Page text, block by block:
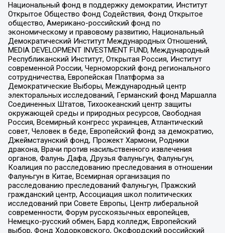
Национальный фонд в поддержку демократии, Институт
Открытое Общество Фонд Содействия, Фонд Открытое
общество, Американо-российский фонд по
экономическому и правовому развитию, Национальный
Демократический Институт Международных Отношений,
MEDIA DEVELOPMENT INVESTMENT FUND, Международный
Республиканский Институт, Открытая Россия, Институт
современной России, Черноморский фонд регионального
сотрудничества, Европейская Платформа за
Демократические Выборы, Международный центр
электоральных исследований, Германский фонд Маршалла
Соединенных Штатов, Тихоокеанский центр защиты
окружающей среды и природных ресурсов, Свободная
Россия, Всемирный конгресс украинцев, Атлантический
совет, Человек в беде, Европейский фонд за демократию,
Джеймстаунский фонд, Прожект Хармони, Родники
дракона, Врачи против насильственного извлечения
органов, Фалунь Дафа, Друзья Фалуньгун, Фалуньгун,
Коалиция по расследованию преследования в отношении
Фалуньгун в Китае, Всемирная организация по
расследованию преследований Фалуньгун, Пражский
гражданский центр, Ассоциация школ политических
исследований при Совете Европы, Центр либеральной
современности, Форум русскоязычных европейцев,
Немецко-русский обмен, Бард колледж, Европейский
выбор, Фонд Ходорковского, Оксфордский российский